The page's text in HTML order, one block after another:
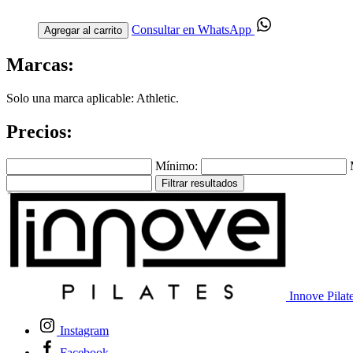
Agregar al carrito Consultar en WhatsApp
Marcas:
Solo una marca aplicable: Athletic.
Precios:
Mínimo:
Filtrar resultados
Innove
Instagram